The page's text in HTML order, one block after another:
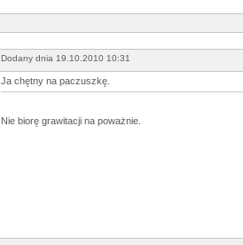
Dodany dnia 19.10.2010 10:31
Ja chętny na paczuszkę.
Nie biorę grawitacji na poważnie.